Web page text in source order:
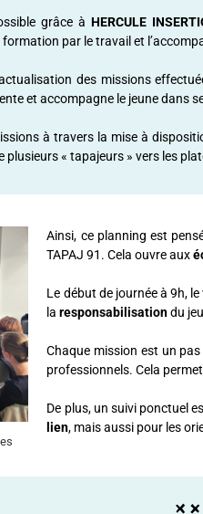
grâce à HERCULE
formation par le travail et
des missions
et accompagne le jeune dans
à travers la mise à
« tapajeurs » vers les
Ainsi, ce planning est
TAPAJ 91. Cela ouvre aux
Le début de journée à 9h,
laresponsabilisationdu
Chaque mission est un pas
professionnels. Cela
De plus, un suivi ponctuel
lien, mais aussi pour les